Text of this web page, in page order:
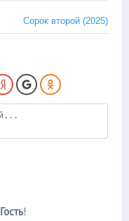
Сорок второй (2025)
Гость!